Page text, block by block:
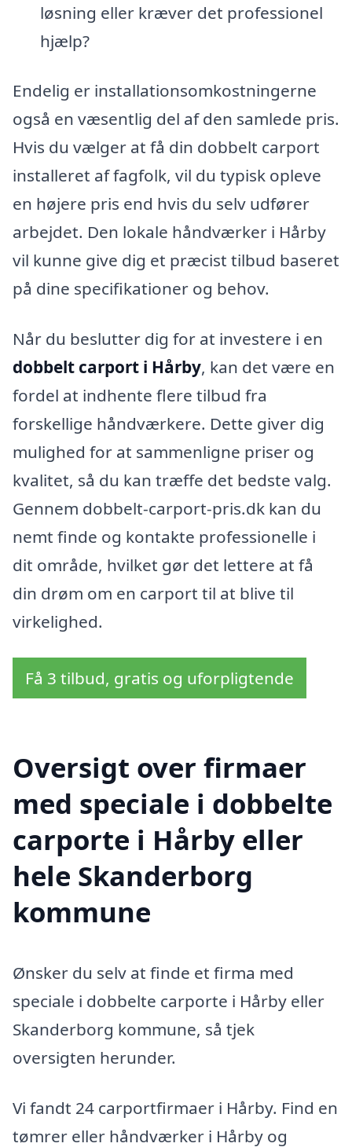
løsning eller kræver det professionel
hjælp?
Endelig er installationsomkostningerne
også en væsentlig del af den samlede pris.
Hvis du vælger at få din dobbelt carport
installeret af fagfolk, vil du typisk opleve
en højere pris end hvis du selv udfører
arbejdet. Den lokale håndværker i Hårby
vil kunne give dig et præcist tilbud baseret
på dine specifikationer og behov.
Når du beslutter dig for at investere i en
dobbelt carport i Hårby, kan det være en
fordel at indhente flere tilbud fra
forskellige håndværkere. Dette giver dig
mulighed for at sammenligne priser og
kvalitet, så du kan træffe det bedste valg.
Gennem dobbelt-carport-pris.dk kan du
nemt finde og kontakte professionelle i
dit område, hvilket gør det lettere at få
din drøm om en carport til at blive til
virkelighed.
Få 3 tilbud, gratis og uforpligtende
Oversigt over firmaer
med speciale i dobbelte
carporte i Hårby eller
hele Skanderborg
kommune
Ønsker du selv at finde et firma med
speciale i dobbelte carporte i Hårby eller
Skanderborg kommune, så tjek
oversigten herunder.
Vi fandt 24 carportfirmaer i Hårby. Find en
tømrer eller håndværker i Hårby og